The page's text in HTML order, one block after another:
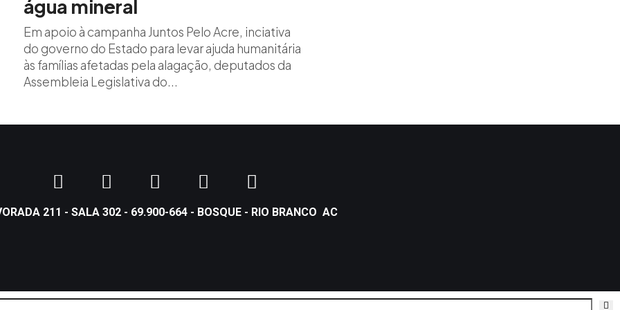
água mineral
Em apoio à campanha Juntos Pelo Acre, inciativa
do governo do Estado para levar ajuda humanitária
às famílias afetadas pela alagação, deputados da
Assembleia Legislativa do...
211 - SALA 302 - 69.900-664 - BOSQUE - RIO BRANCO AC